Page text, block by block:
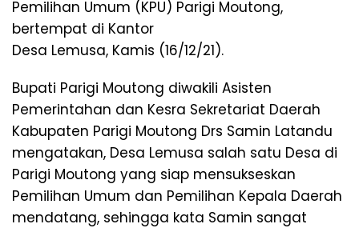
Pemilihan Umum (KPU) Parigi Moutong,
bertempat di Kantor
Desa Lemusa, Kamis (16/12/21).
Bupati Parigi Moutong diwakili Asisten
Pemerintahan dan Kesra Sekretariat Daerah
Kabupaten Parigi Moutong Drs Samin Latandu
mengatakan, Desa Lemusa salah satu Desa di
Parigi Moutong yang siap mensukseskan
Pemilihan Umum dan Pemilihan Kepala Daerah
mendatang, sehingga kata Samin sangat